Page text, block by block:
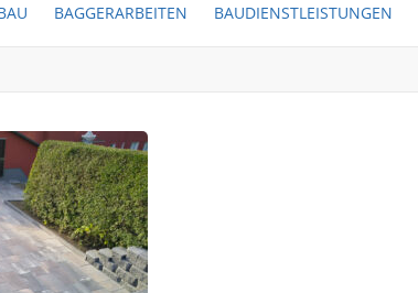
BAGGERARBEITEN BAUDIENSTLEISTUNGEN